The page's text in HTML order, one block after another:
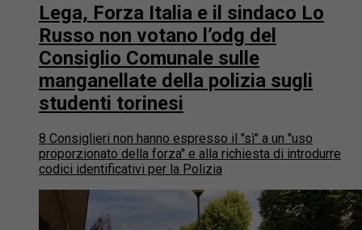
Lega, Forza Italia e il sindaco Lo
Russo non votano l’odg del
Consiglio Comunale sulle
manganellate della polizia sugli
studenti torinesi
8 Consiglieri non hanno espresso il "sì" a un "uso
proporzionato della forza" e alla richiesta di introdurre
codici identificativi per la Polizia